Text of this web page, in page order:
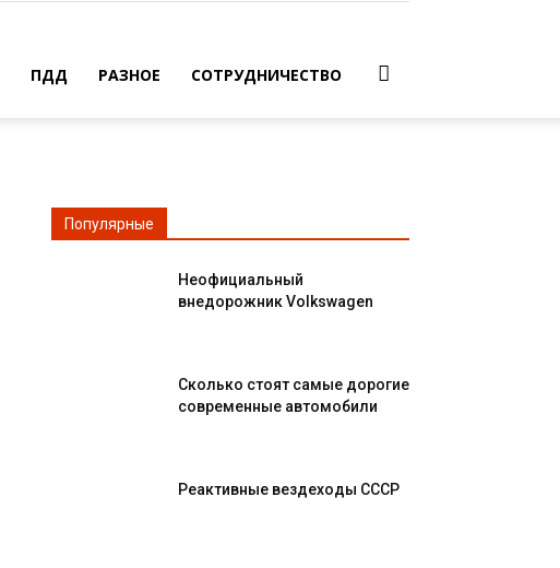
ПДД РАЗНОЕ СОТРУДНИЧЕСТВО
Популярные
Неофициальный
внедорожник Volkswagen
Сколько стоят самые дорогие
современные автомобили
Реактивные вездеходы СССР